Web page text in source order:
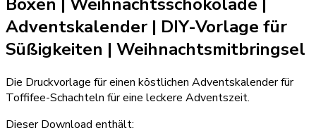
Adventskalender | DIY-Vorlage für
Süßigkeiten | Weihnachtsmitbringsel
Die Druckvorlage für einen köstlichen Adventskalender für
Toffifee-Schachteln für eine leckere Adventszeit.
Dieser Download enthält: